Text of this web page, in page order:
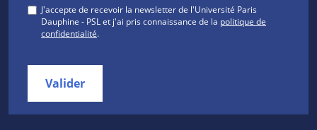
J'accepte de recevoir la newsletter de l'Université Paris
Dauphine - PSL et j'ai pris connaissance de la politique de
confidentialité.
Valider